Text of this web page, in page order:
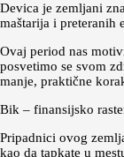
Devica je zemljani
maštarija i preteranih
Ovaj period nas
posvetimo se svom
manje, praktične
Bik – finansijsko
Pripadnici ovog
kao da tapkate u